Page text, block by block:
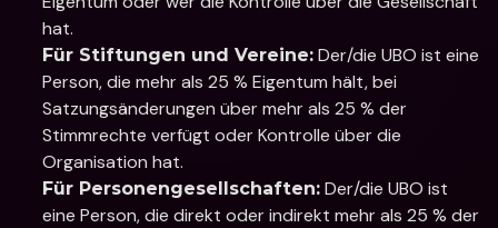
hat.
Für Stiftungen und Vereine: Der/die UBO ist eine
Person, die mehr als 25 % Eigentum hält, bei
Satzungsänderungen über mehr als 25 % der
Stimmrechte verfügt oder Kontrolle über die
Organisation hat.
Für Personengesellschaften: Der/die UBO ist
eine Person, die direkt oder indirekt mehr als 25 % der